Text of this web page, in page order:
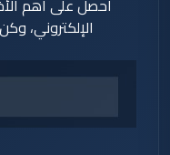
احصل على أهم
الإلكتروني،